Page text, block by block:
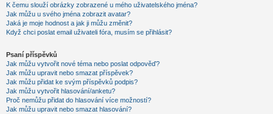
K čemu slouží obrázky zobrazené u mého uživatelského jména?
Jak můžu u svého jména zobrazit avatar?
Jaká je moje hodnost a jak ji můžu změnit?
Když chci poslat email uživateli fóra, musím se přihlásit?
Psaní příspěvků
Jak můžu vytvořit nové téma nebo poslat odpověď?
Jak můžu upravit nebo smazat příspěvek?
Jak můžu přidat ke svým příspěvků podpis?
Jak můžu vytvořit hlasování/anketu?
Proč nemůžu přidat do hlasování více možností?
Jak můžu upravit nebo smazat hlasování?